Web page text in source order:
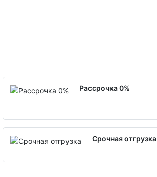
Рассрочка 0%
Срочная отгрузка